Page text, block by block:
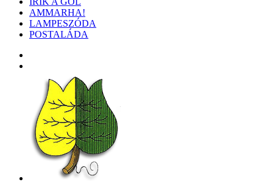
AMMARHA!
LAMPESZÓDA
POSTALÁDA